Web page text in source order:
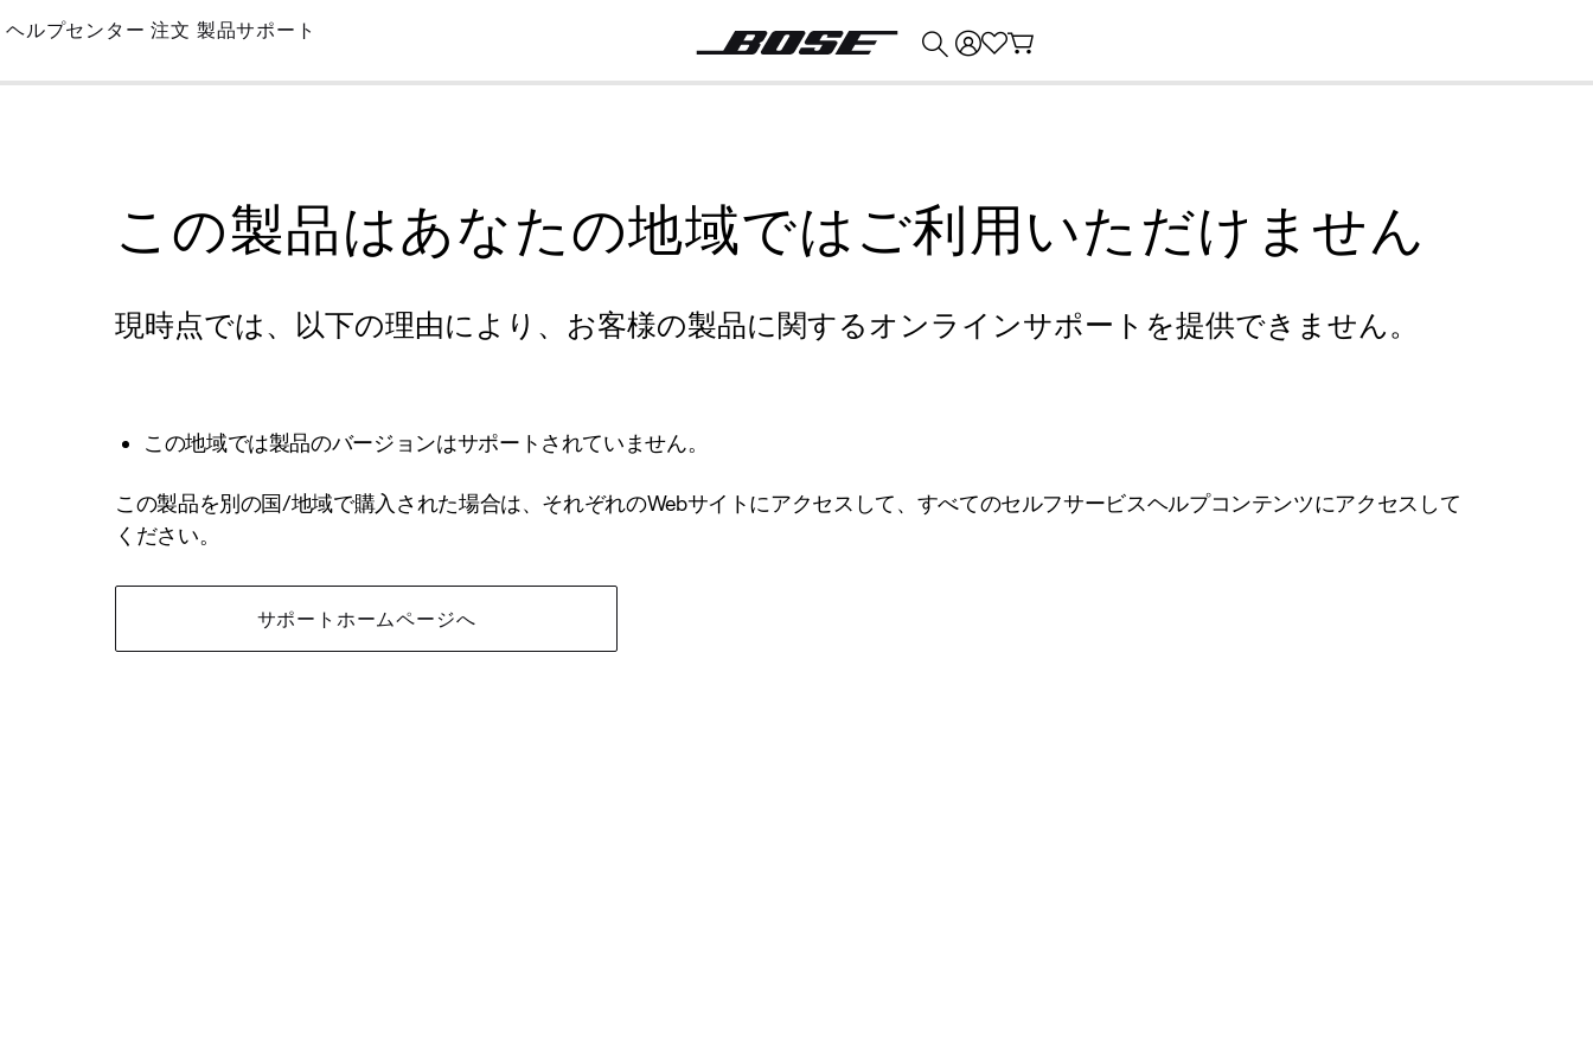
Skip
Main
ヘルプセンター 注文 製品サポート
この製品はあなたの地域ではご利用いただけません
現時点では、以下の理由により、お客様の製品に関するオンラインサポートを提供できません。
この地域では製品のバージョンはサポートされていません。
この製品を別の国/地域で購入された場合は、それぞれのWebサイトにアクセスして、すべてのセルフサービスヘルプコンテンツにアクセスして
ください。
サポートホームページへ